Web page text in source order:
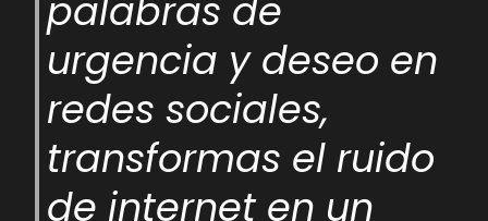
palabras de
urgencia y deseo en
redes sociales,
transformas el ruido
de internet en un